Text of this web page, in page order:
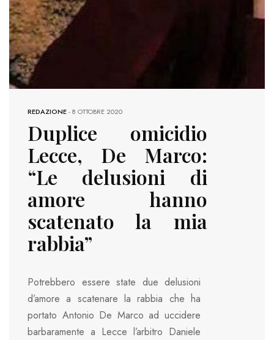
REDAZIONE-8 OTTOBRE 2020
Duplice omicidio
Lecce, De Marco:
“Le delusioni di
amore hanno
scatenato la mia
rabbia”
Potrebbero essere state due delusioni
d’amore a scatenare la rabbia che ha
portato Antonio De Marco ad uccidere
barbaramente a Lecce l’arbitro Daniele